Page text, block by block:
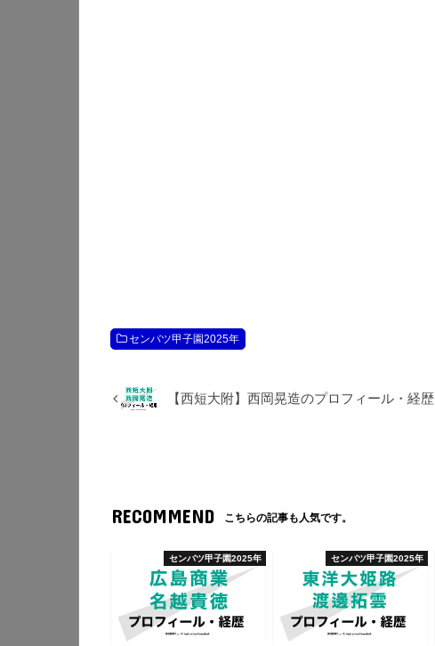
センバツ甲子園2025年
【西短大附】西岡晃造のプロフィール・経歴
RECOMMEND こちらの記事も人気です。
センバツ甲子園2025年 センバツ甲子園2025年